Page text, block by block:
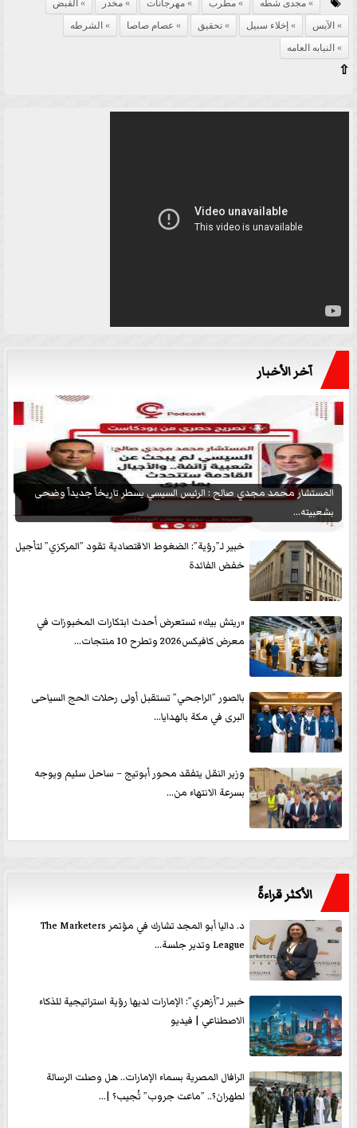
مجدى شطه مطرب مهرجانات مخدر
القبض
الآيس
إخلاء سبيل تحقيق عصام صاصا
الشرطه
النيابه العامه
⇧
آخر الأخبار
المستشار محمد مجدي صالح : الرئيس السيسي يسطر تاريخاً جديداً وضحى
بشعبيته...
خبير لـ”رؤية”: الضغوط الاقتصادية تقود ”المركزي” لتأجيل
خفض الفائدة
«ريتش بيك» تستعرض أحدث ابتكارات المخبوزات في
معرض كافيكس2026 وتطرح 10 منتجات...
بالصور ”الراجحي” تستقبل أولى رحلات الحج السياحى
البرى في مكة بالهدايا...
وزير النقل يتفقد محور أبوتيج – ساحل سليم ويوجه
بسرعة الانتهاء من...
الأكثر قراءةً
د. داليا أبو المجد تشارك في مؤتمر The Marketers
League وتدير جلسة...
خبير لـ”أزهري”: الإمارات لديها رؤية استراتيجية للذكاء
الاصطناعي | فيديو
الرافال المصرية بسماء الإمارات.. هل وصلت الرسالة
لطهران؟.. ”ماعت جروب” تُجيب؟ |...